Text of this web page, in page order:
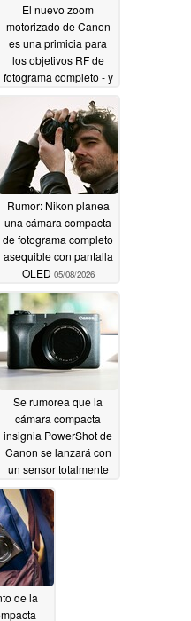
El nuevo zoom
motorizado de Canon
es una primicia para
los objetivos RF de
fotograma completo - y
se envía con la nueva
cámara R6 V05/14/2026
Rumor: Nikon planea
una cámara compacta
de fotograma completo
asequible con pantalla
OLED 05/08/2026
Se rumorea que la
cámara compacta
insignia PowerShot de
Canon se lanzará con
un sensor totalmente
nuevo
de la